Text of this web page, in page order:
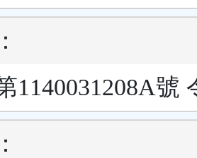
1140031208A號